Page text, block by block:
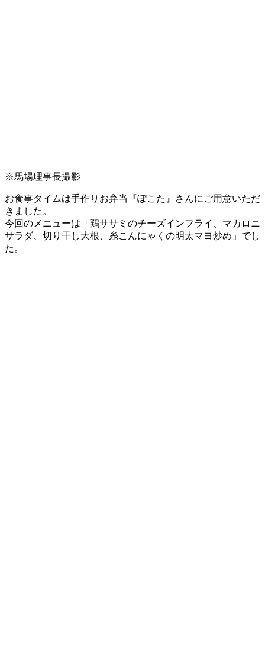
※馬場理事長撮影
お食事タイムは手作りお弁当『ぽこた』さんにご用意いただ
きました。
今回のメニューは「鶏ササミのチーズインフライ、マカロニ
サラダ、切り干し大根、糸こんにゃくの明太マヨ炒め」でし
た。